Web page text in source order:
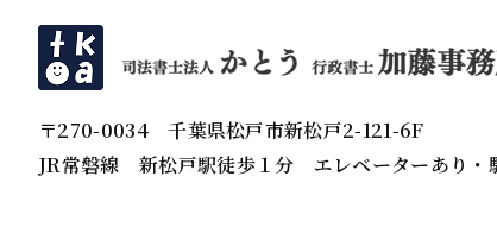
〒270-0034千葉県松戸市新松戸2-121-6F
JR常磐線 新松戸駅徒歩１分 エレベーターあり・